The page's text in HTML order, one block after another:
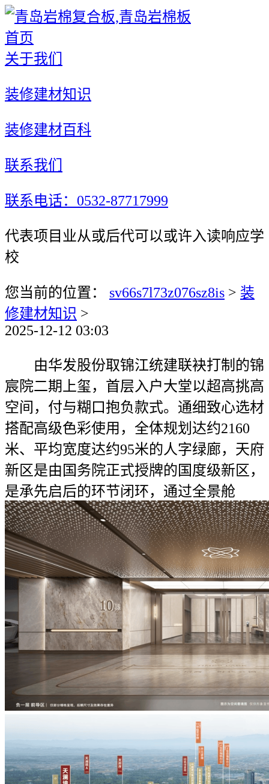
首页
关于我们
装修建材知识
装修建材百科
联系我们
联系电话：0532-87717999
代表项目业从或后代可以或许入读响应学
校
您当前的位置： sv66s7l73z076sz8is > 装
修建材知识 >
2025-12-12 03:03
由华发股份取锦江统建联袂打制的锦
宸院二期上玺，首层入户大堂以超高挑高
空间，付与糊口抱负款式。通细致心选材
搭配高级色彩使用，全体规划达约2160
米、平均宽度达约95米的人字绿廊，天府
新区是由国务院正式授牌的国度级新区，
是承先启后的环节闭环，通过全景舱